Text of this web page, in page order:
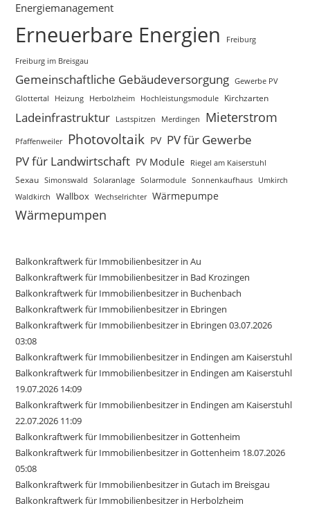
Energiemanagement
Erneuerbare Energien Freiburg
Freiburg im Breisgau
Gemeinschaftliche Gebäudeversorgung Gewerbe PV
Glottertal
Heizung Herbolzheim Hochleistungsmodule Kirchzarten
Ladeinfrastruktur Lastspitzen Merdingen Mieterstrom
Pfaffenweiler Photovoltaik PV PV für Gewerbe
PV für Landwirtschaft PV Module Riegel am Kaiserstuhl
Sexau Simonswald Solaranlage Solarmodule Sonnenkaufhaus Umkirch
Waldkirch Wallbox Wechselrichter Wärmepumpe
Wärmepumpen
Balkonkraftwerk für Immobilienbesitzer in Au
Balkonkraftwerk für Immobilienbesitzer in Bad Krozingen
Balkonkraftwerk für Immobilienbesitzer in Buchenbach
Balkonkraftwerk für Immobilienbesitzer in Ebringen
Balkonkraftwerk für Immobilienbesitzer in Ebringen 03.07.2026
03:08
Balkonkraftwerk für Immobilienbesitzer in Endingen am Kaiserstuhl
Balkonkraftwerk für Immobilienbesitzer in Endingen am Kaiserstuhl
19.07.2026 14:09
Balkonkraftwerk für Immobilienbesitzer in Endingen am Kaiserstuhl
22.07.2026 11:09
Balkonkraftwerk für Immobilienbesitzer in Gottenheim
Balkonkraftwerk für Immobilienbesitzer in Gottenheim 18.07.2026
05:08
Balkonkraftwerk für Immobilienbesitzer in Gutach im Breisgau
Balkonkraftwerk für Immobilienbesitzer in Herbolzheim